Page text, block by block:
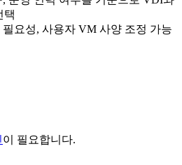
택
요성, 사용자 VM 사양 조정 가능
이 필요합니다.